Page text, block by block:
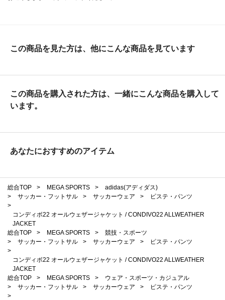
この商品を見た方は、他にこんな商品を見ています
この商品を購入された方は、一緒にこんな商品を購入して
います。
あなたにおすすめのアイテム
総合TOP > MEGA SPORTS >
adidas(アディダス)
>
サッカー・フットサル > サッカーウェア >
ピステ・パンツ
>
コンディボ22 オールウェザージャケット / CONDIVO22 ALLWEATHER
JACKET
総合TOP
> MEGA SPORTS >
競技・スポーツ
>
サッカー・フットサル > サッカーウェア >
ピステ・パンツ
>
コンディボ22 オールウェザージャケット / CONDIVO22 ALLWEATHER
JACKET
総合TOP
> MEGA SPORTS >
ウェア・スポーツ・カジュアル
>
サッカー・フットサル > サッカーウェア >
ピステ・パンツ
>